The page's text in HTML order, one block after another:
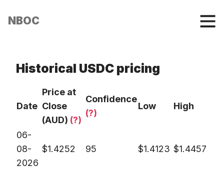
NBOC
Historical USDC pricing
Date
Price at
Close
(AUD) (?)
Confidence
(?)
Low High
06-
08-
2026
$1.4252 95 $1.4123 $1.4457